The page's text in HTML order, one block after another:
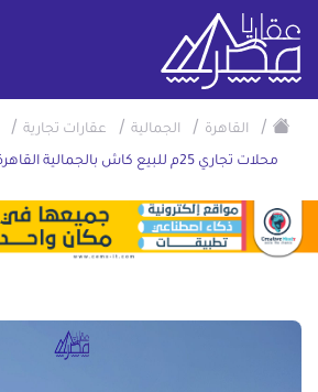
/ القاهرة / الجمالية / عقارات تجارية /
محلات تجاري 25م للبيع كاش بالجمالية القاهرة